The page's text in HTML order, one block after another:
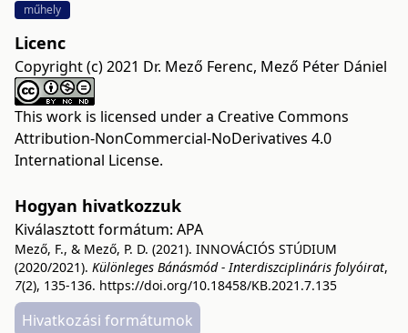
műhely
Licenc
Copyright (c) 2021 Dr. Mező Ferenc, Mező Péter Dániel
This work is licensed under a Creative Commons
Attribution-NonCommercial-NoDerivatives 4.0
International License.
Hogyan hivatkozzuk
Kiválasztott formátum: APA
Mező, F., & Mező, P. D. (2021). INNOVÁCIÓS STÚDIUM
(2020/2021). Különleges Bánásmód - Interdiszciplináris folyóirat,
7(2), 135-136. https://doi.org/10.18458/KB.2021.7.135
Hivatkozási formátumok